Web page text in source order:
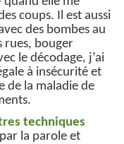
coups. Il est aussi
des bombes au
rues, bouger
le décodage, j’ai
à insécurité et
de la maladie de
techniques
la parole et